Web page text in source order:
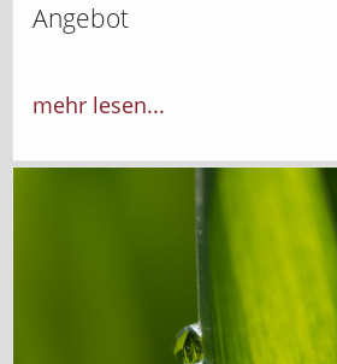
Angebot
mehr lesen...